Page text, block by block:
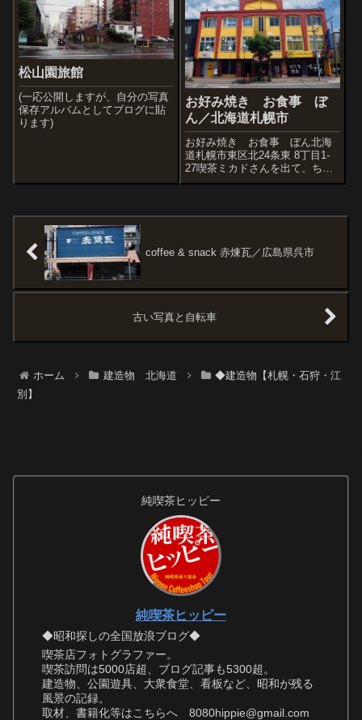
７年の１０月。上階のフロアは
既にほとんど店...
棟。足を広げているようで安定
感が感じら...
松山園旅館
(一応公開しますが、自分の写真
保存アルバムとしてブログに貼
ります)
お好み焼き お食事 ぼ
ん／北海道札幌市
お好み焼き お食事 ぼん北海
道札幌市東区北24条東 8丁目1-
27喫茶ミカドさんを出て、ちょ
っとだけ散歩します。ここは北
い。以前も書きましたが、昔ミ
たので...
coffee & snack 赤煉瓦／広島県呉市
古い写真と自転車
ホーム 建造物 北海道
◆建造物【札幌・石狩・江
別】
純喫茶ヒッピー
純喫茶ヒッピー
◆昭和探しの全国放浪ブログ◆
喫茶店フォトグラファー。
喫茶訪問は5000店超、ブログ記事も5300超。
建造物、公園遊具、大衆食堂、看板など、昭和が残る
風景の記録。
取材、書籍化等はこちらへ 8080hippie@gmail.com